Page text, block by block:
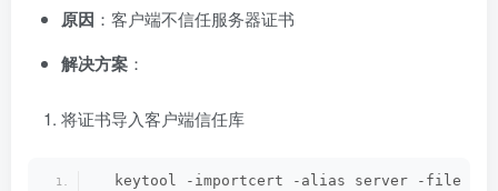
原因 ：客户端不信任服务器证书
解决方案 ：
将证书导入客户端信任库
keytool -importcert -alias server -file